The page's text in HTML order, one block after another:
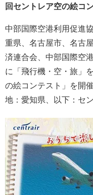
回セントレア空の絵コ
中部国際空港利用促進
重県、名古屋市、名古
済連合会、中部国際空
に「飛行機・空・旅」
の絵コンテスト」を開
地：愛知県、以下：セン